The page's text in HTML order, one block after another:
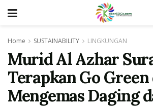
Home SUSTAINABILITY LINGKUNGAN
Murid Al Azhar
Terapkan Go Green
Mengemas Daging